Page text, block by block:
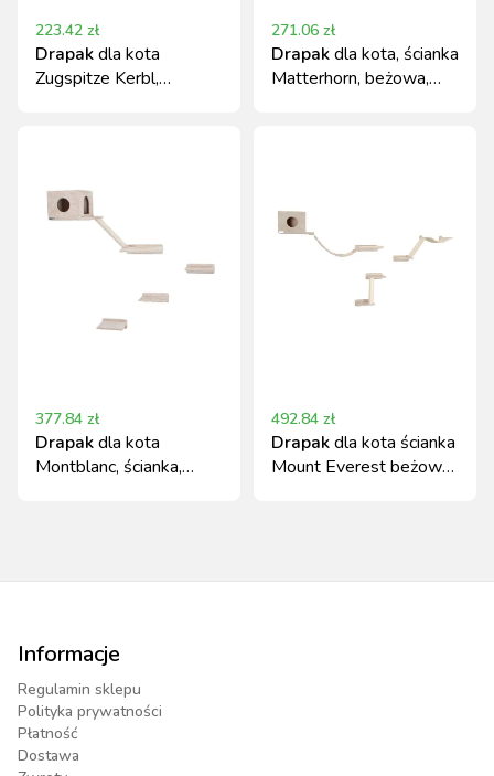
223.42 zł
Drapakdla kota
Zugspitze Kerbl,
271.06 zł
Drapakdla kota, ścianka
Matterhorn, beżowa,
377.84 zł
Drapakdla kota
Montblanc, ścianka,
492.84 zł
Drapakdla kota ścianka
Mount Everest beżowa
Informacje
Regulamin sklepu
Polityka prywatności
Płatność
Dostawa